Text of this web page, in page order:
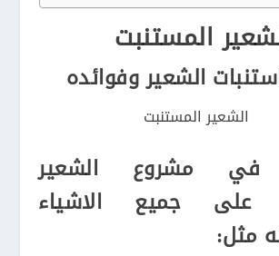
المستنبت
الشعير وفوائده
في مشروع الشعير
على جميع الاشياء
مثل: